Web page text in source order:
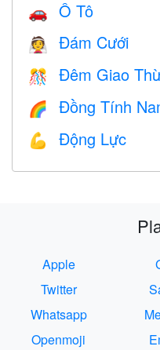
🚗 Ô Tô
👰 Đám Cưới
🎊 Đêm Giao
🌈 Đồng Tính
💪 Động Lực
Apple
Twitter
Whatsapp
Openmoji